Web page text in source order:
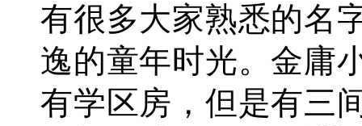
有很多大家熟悉的名
逸的童年时光。金庸
有学区房，但是有三